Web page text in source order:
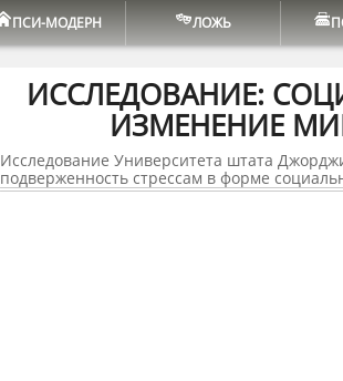
ПСИ-МОДЕРН ЛОЖЬ
ИССЛЕДОВАНИЕ:
ИЗМЕНЕНИЕ
Исследование Университета штата
подверженность стрессам в форме